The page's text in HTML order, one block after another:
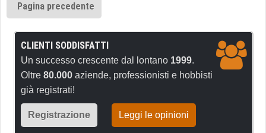
Pagina precedente
CLIENTI SODDISFATTI
Un successo crescente dal lontano 1999.
Oltre 80.000 aziende, professionisti e hobbisti
già registrati!
Registrazione Leggi le opinioni